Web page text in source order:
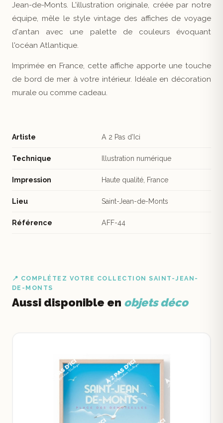
Jean-de-Monts. L'illustration originale, créée par notre
équipe, mêle le style vintage des affiches de voyage
d'antan avec une palette de couleurs évoquant
l'océan Atlantique.
Imprimée en France, cette affiche apporte une touche
de bord de mer à votre intérieur. Idéale en décoration
murale ou comme cadeau.
Artiste A 2 Pas d'Ici
Technique Illustration numérique
Impression Haute qualité, France
Lieu Saint-Jean-de-Monts
Référence AFF-44
📍 COMPLÉTEZ VOTRE COLLECTION SAINT-JEAN-
DE-MONTS
Aussi disponible en objets déco